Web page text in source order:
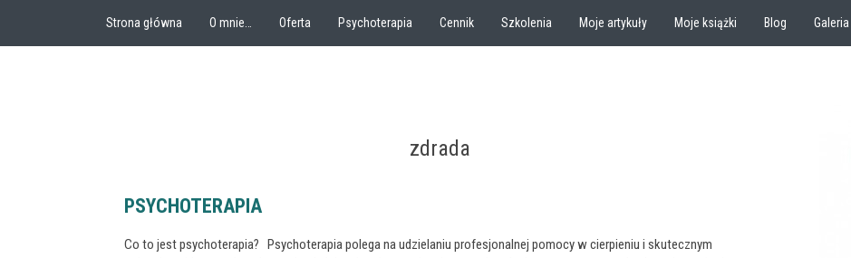
Strona główna O mnie… Oferta Psychoterapia Cennik Szkolenia Moje artykuły Moje książki Blog Galeria
zdrada
PSYCHOTERAPIA
Co to jest psychoterapia? Psychoterapia polega na udzielaniu profesjonalnej pomocy w cierpieniu i skutecznym